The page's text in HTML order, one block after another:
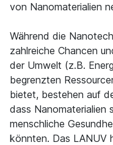
von Nanomaterialien
Während die
zahlreiche Chancen
der Umwelt (z.B.
begrenzten
bietet, bestehen auf
dass Nanomaterialien
menschliche
könnten. Das LANUV